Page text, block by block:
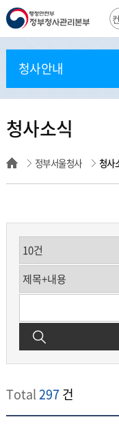
행정안전부
정부청사관
리본부
청사안내
청사소식
정부서울청사 청사
Total297건